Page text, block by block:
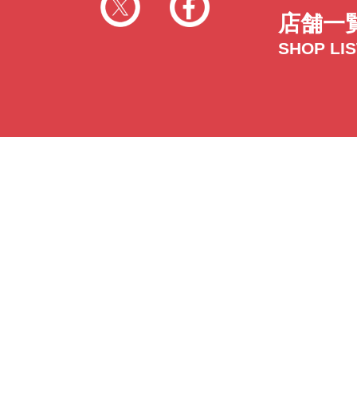
店舗一
SHOP